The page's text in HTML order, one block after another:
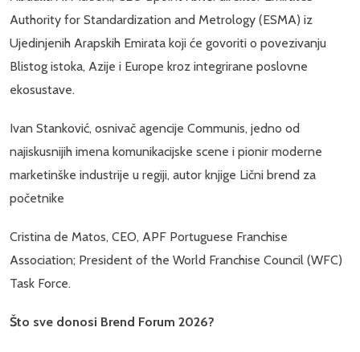
Authority for Standardization and Metrology (ESMA) iz
Ujedinjenih Arapskih Emirata koji će govoriti o povezivanju
Blistog istoka, Azije i Europe kroz integrirane poslovne
ekosustave.
Ivan Stanković, osnivač agencije Communis, jedno od
najiskusnijih imena komunikacijske scene i pionir moderne
marketinške industrije u regiji, autor knjige Lični brend za
početnike
Cristina de Matos, CEO, APF Portuguese Franchise
Association; President of the World Franchise Council (WFC)
Task Force.
Što sve donosi Brend Forum 2026?